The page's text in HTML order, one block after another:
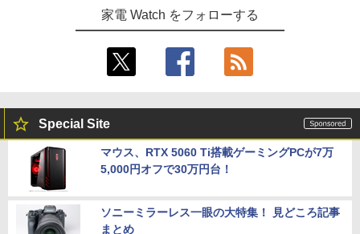
家電 Watch をフォローする
Special Site
マウス、RTX 5060 Ti搭載ゲーミングPCが7万
5,000円オフで30万円台！
ソニーミラーレス一眼の大特集！ 見どころ記事
まとめ